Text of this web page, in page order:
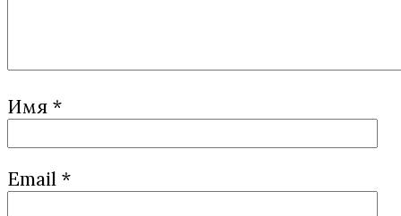
Имя *
Email *